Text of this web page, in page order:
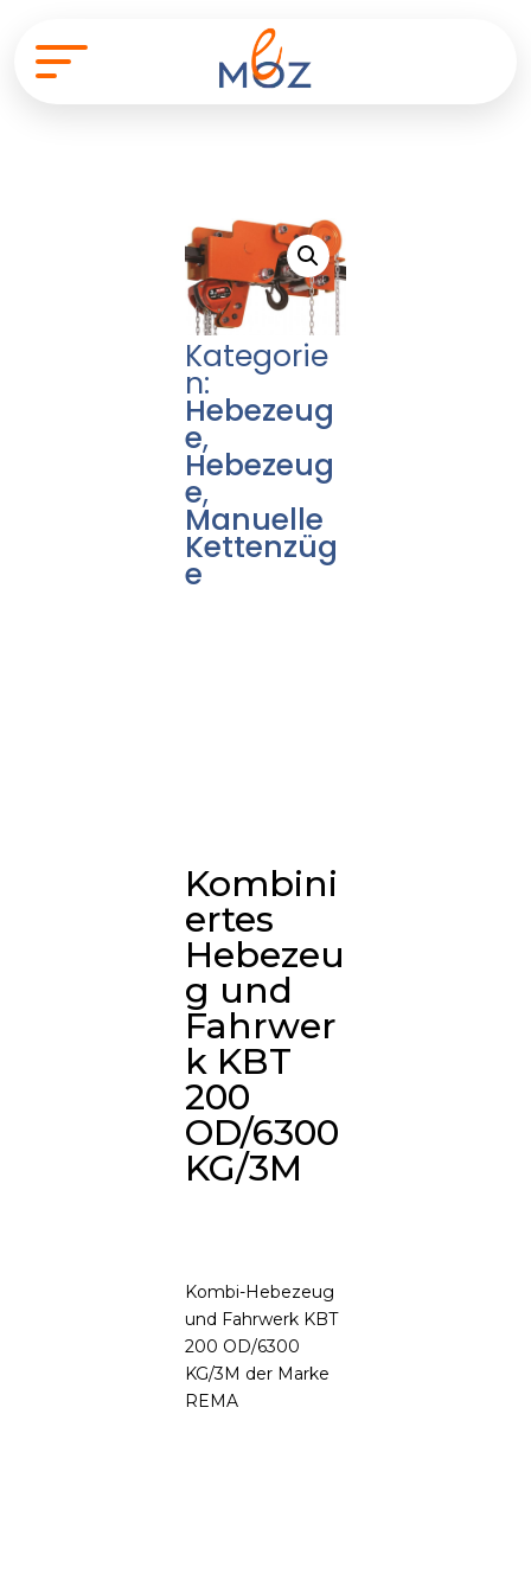
Kategorie
n:
Hebezeug
e,
Hebezeug
e,
Manuelle
Kettenzüg
e
Kombini
ertes
Hebezeu
g und
Fahrwer
k KBT
200
OD/6300
KG/3M
Kombi-Hebezeug
und Fahrwerk KBT
200 OD/6300
KG/3M der Marke
REMA